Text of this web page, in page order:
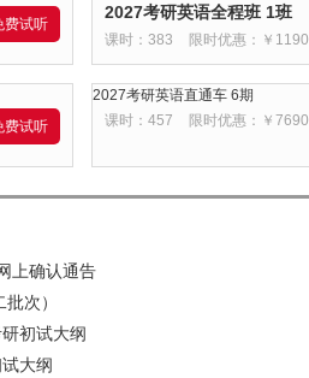
费试听
2027考研英语全程班 1班
课时：383 限时优惠：￥1190
费试听
2027考研英语直通车 6期
课时：457
限时优惠：￥7690
上确认通告
次）
初试大纲
大纲